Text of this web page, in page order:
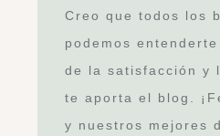
Creo que todos los
podemos
de la satisfacción y
te aporta el blog.
y nuestros mejores